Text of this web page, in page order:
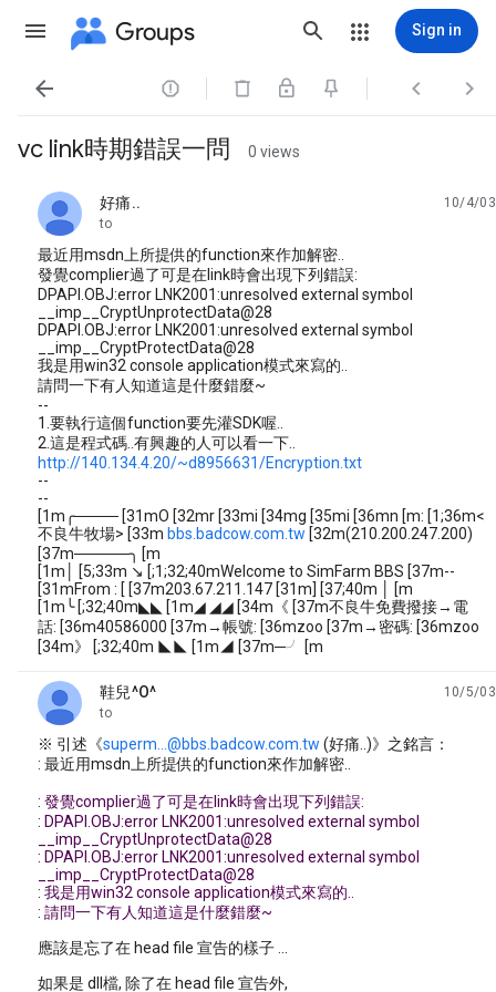
Groups Sign in
   
vc link時期錯誤一問 0 views
好痛..
unread,
10/4/03
to
最近用msdn上所提供的function來作加解密..
發覺complier過了可是在link時會出現下列錯誤:
DPAPI.OBJ:error LNK2001:unresolved external symbol
__imp__CryptUnprotectData@28
DPAPI.OBJ:error LNK2001:unresolved external symbol
__imp__CryptProtectData@28
我是用win32 console application模式來寫的..
請問一下有人知道這是什麼錯麼~
--
1.要執行這個function要先灌SDK喔..
2.這是程式碼..有興趣的人可以看一下..
http://140.134.4.20/~d8956631/Encryption.txt
--
--
[1m╭──── [31mO [32mr [33mi [34mg [35mi [36mn [m: [1;36m<
不良牛牧場> [33m bbs.badcow.com.tw [32m(210.200.247.200)
[37m─────╮ [m
[1m│ [5;33m ↘ [;1;32;40mWelcome to SimFarm BBS [37m--
[31mFrom : [ [37m203.67.211.147 [31m] [37;40m │ [m
[1m╰ [;32;40m◣◣ [1m◢ ◢◢ [34m《 [37m不良牛免費撥接→電
話: [36m40586000 [37m→帳號: [36mzoo [37m→密碼: [36mzoo
[34m》 [;32;40m ◣◣ [1m◢ [37m─╯ [m
鞋兒^O^
unread,
10/5/03
to
※ 引述《superm...@bbs.badcow.com.tw (好痛..)》之銘言：
: 最近用msdn上所提供的function來作加解密..
: 發覺complier過了可是在link時會出現下列錯誤:
: DPAPI.OBJ:error LNK2001:unresolved external symbol
__imp__CryptUnprotectData@28
: DPAPI.OBJ:error LNK2001:unresolved external symbol
__imp__CryptProtectData@28
: 我是用win32 console application模式來寫的..
: 請問一下有人知道這是什麼錯麼~
應該是忘了在 head file 宣告的樣子 ...
如果是 dll檔, 除了在 head file 宣告外,